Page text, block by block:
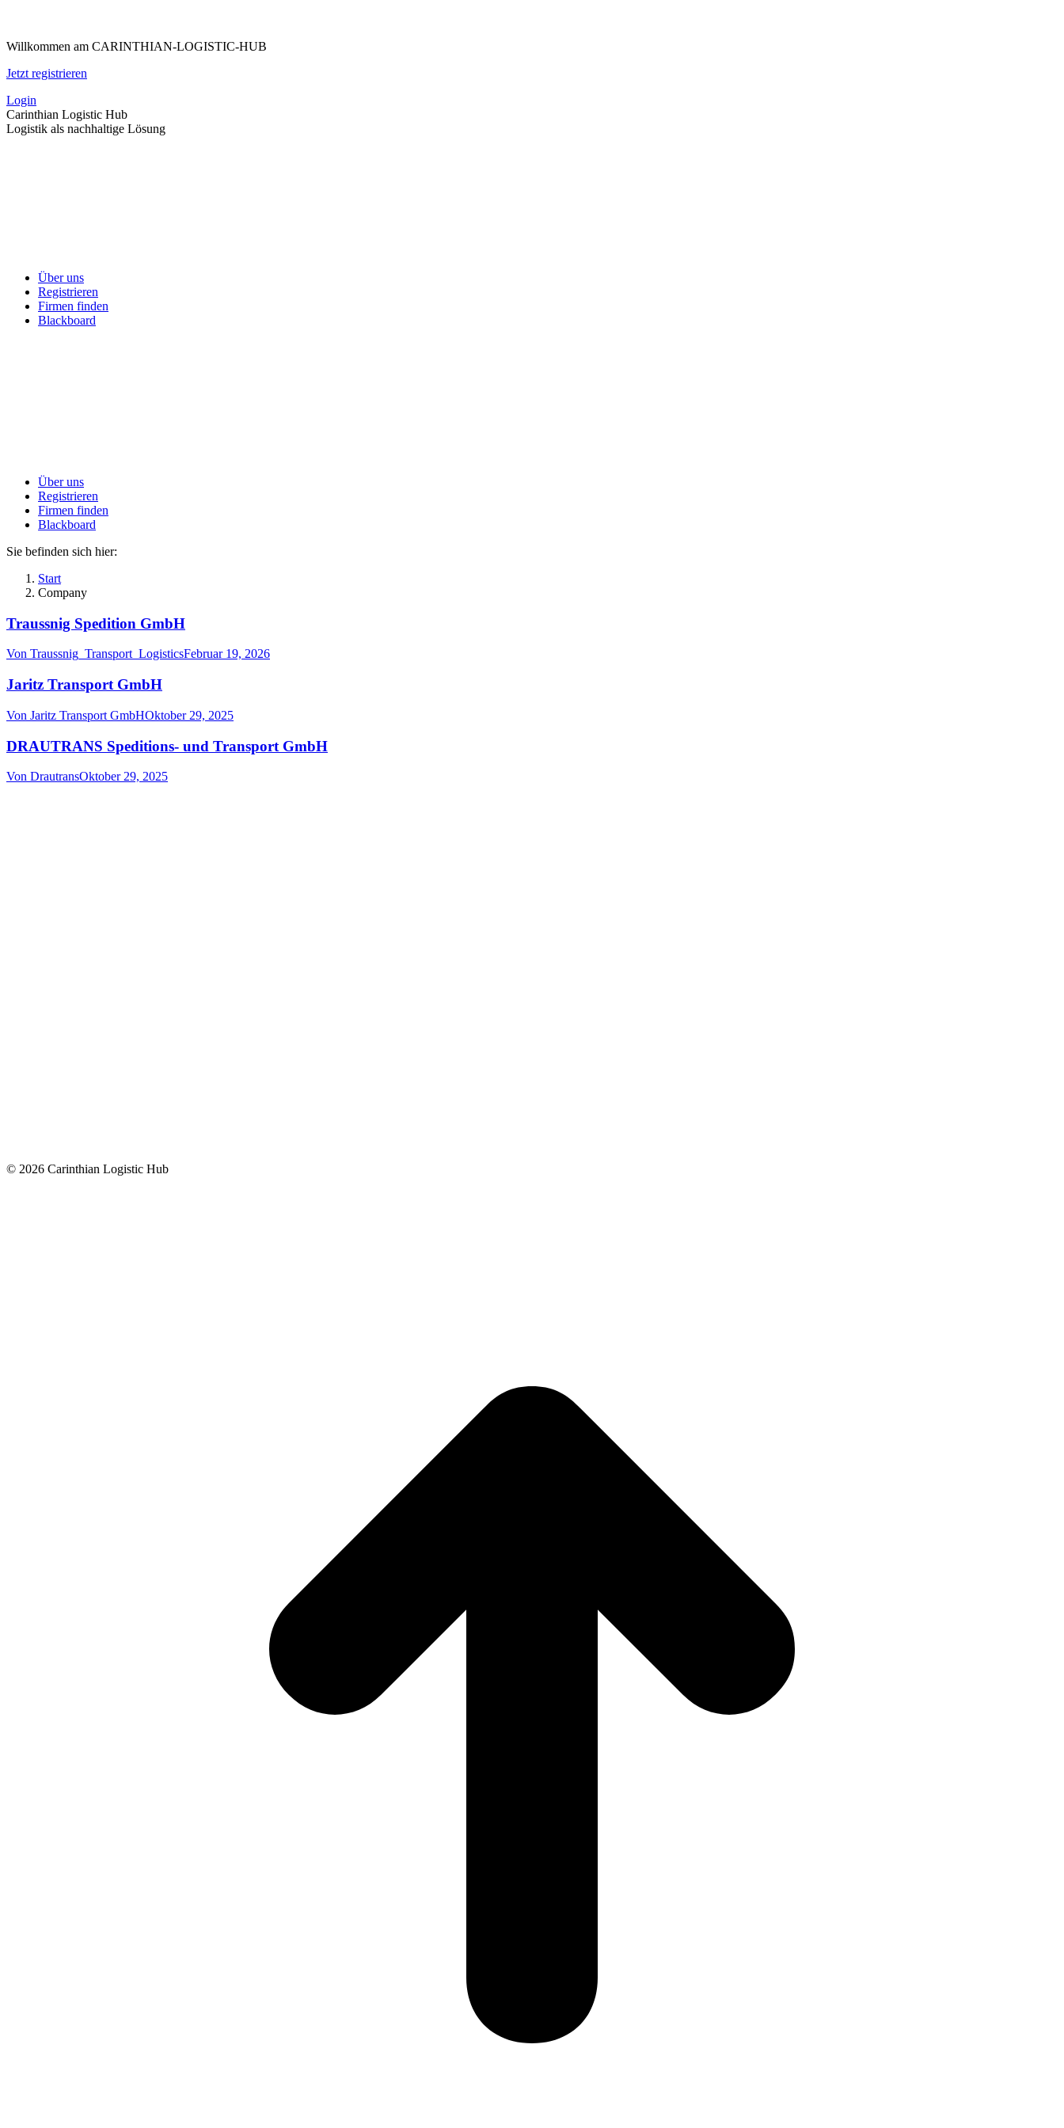
springen
Willkommen am CARINTHIAN-LOGISTIC-HUB
Jetzt registrieren
Login
Carinthian Logistic Hub
Logistik als nachhaltige Lösung
Über uns
Registrieren
Firmen finden
Blackboard
Über uns
Registrieren
Firmen finden
Blackboard
Sie befinden sich hier:
Start
Company
Traussnig Spedition GmbH
Von Traussnig_Transport_LogisticsFebruar 19, 2026
Jaritz Transport GmbH
Von Jaritz Transport GmbHOktober 29, 2025
DRAUTRANS Speditions- und Transport GmbH
Von DrautransOktober 29, 2025
© 2026 Carinthian Logistic Hub